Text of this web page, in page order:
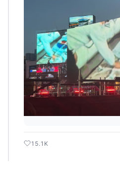
15.1K